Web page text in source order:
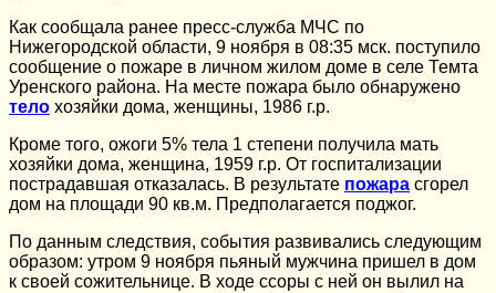
Как сообщала ранее пресс-служба МЧС по
Нижегородской области, 9 ноября в 08:35 мск. поступило
сообщение о пожаре в личном жилом доме в селе Темта
Уренского района. На месте пожара было обнаружено
тело хозяйки дома, женщины, 1986 г.р.
Кроме того, ожоги 5% тела 1 степени получила мать
хозяйки дома, женщина, 1959 г.р. От госпитализации
пострадавшая отказалась. В результате пожара сгорел
дом на площади 90 кв.м. Предполагается поджог.
По данным следствия, события развивались следующим
образом: утром 9 ноября пьяный мужчина пришел в дом
к своей сожительнице. В ходе ссоры с ней он вылил на